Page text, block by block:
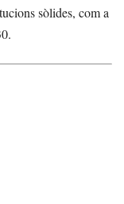
sòlides, com a